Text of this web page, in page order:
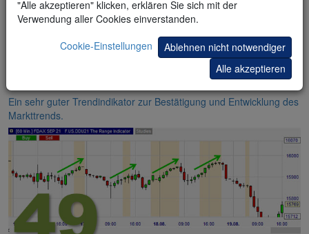
Ein sehr guter Trendindikator zur Bestätigung und Entwicklung des
Markttrends.
"Alle akzeptieren" klicken, erklären Sie sich mit der
Verwendung aller Cookies einverstanden.
Cookie-Einstellungen
Ablehnen nicht notwendiger
Alle akzeptieren